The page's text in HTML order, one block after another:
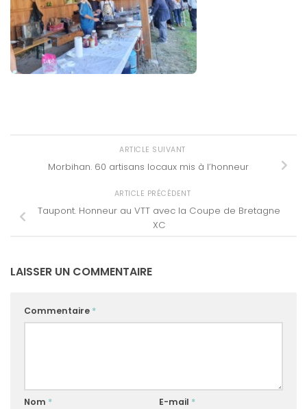
ARTICLE SUIVANT
Morbihan. 60 artisans locaux mis à l’honneur
ARTICLE PRÉCÉDENT
Taupont. Honneur au VTT avec la Coupe de Bretagne
XC
LAISSER UN COMMENTAIRE
Commentaire *
Nom * E-mail *